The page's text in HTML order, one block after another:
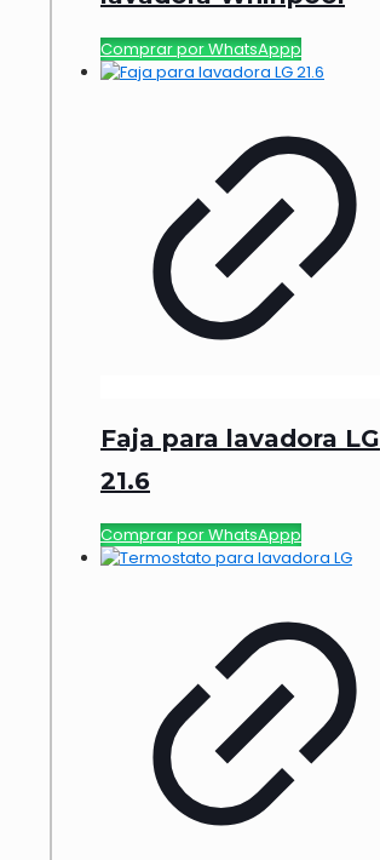
Comprar por WhatsAppp
Faja para lavadora LG
21.6
Comprar por WhatsAppp